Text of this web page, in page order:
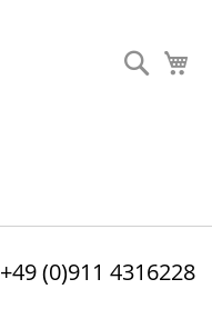
Suche
+49 (0)911 4316228